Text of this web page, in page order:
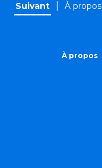
Suivant À propos
À propos